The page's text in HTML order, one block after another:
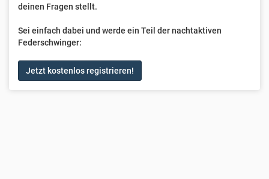
deinen Fragen stellt.
Sei einfach dabei und werde ein Teil der nachtaktiven
Federschwinger:
Jetzt kostenlos registrieren!